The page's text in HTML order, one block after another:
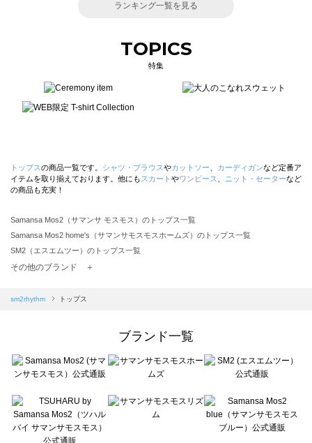
ランキング一覧を見る
TOPICS
特集
トップスの商品一覧です。 シャツ・ブラウスやカットソー カーディガンなど定番ア
イテムを取り揃えております。他にも スカート やワンピース ニット・セーターなど
の商品も充実！
Samansa Mos2（サマンサ モスモス）のトップス一覧
Samansa Mos2 home's（サマンサモスモスホームズ）のトップス一覧
SM2（エスエムツー）のトップス一覧
TSUHARU by Samansa Mos2（ツハルバイサマンサモスモス）のトップス一覧
Samansa Mos2 blue（サマンサモスモス ブルー）のトップス一覧
sō4ū（ソウフォーユー）のトップス一覧
Te chichi（テチチ）のトップス一覧
Te chichi CLASSIC（テチチ クラシック）のトップス一覧
Lugnoncure（ルノンキュール）のトップス一覧
BETTY'S BLUE（べティーズブルー）のトップス一覧
Wpc.（ワールドパーティー）のトップス一覧
その他のブランド ＋
sm2rhythm トップス
ブランド一覧